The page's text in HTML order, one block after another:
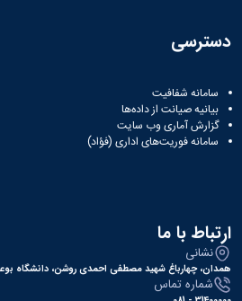
دسترسی
سامانه شفافیت
بیانیه صیانت از داده‌ها
گزارش آماری وب‌ سایت
سامانه فوریت‌های اداری (فؤاد)
ارتباط با ما
نشانی
همدان، چهارباغ شهید مصطفی احمدی روشن، دانشگاه
شماره تماس